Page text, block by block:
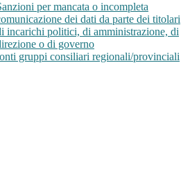
per mancata o incompleta
dei dati da parte dei titolari
incarichi politici, di amministrazione, di
o di governo
gruppi consiliari regionali/provinciali